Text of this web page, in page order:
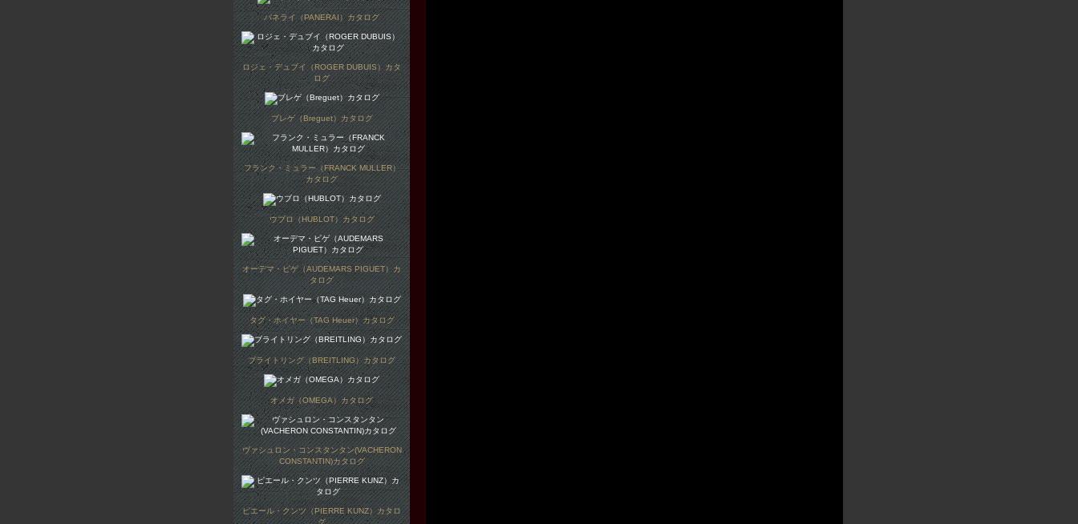
パネライ（PANERAI）カタログ
ロジェ・デュブイ（ROGER DUBUIS）カタ
ログ
ブレゲ（Breguet）カタログ
フランク・ミュラー（FRANCK MULLER）
カタログ
ウブロ（HUBLOT）カタログ
オーデマ・ピゲ（AUDEMARS PIGUET）カ
タログ
タグ・ホイヤー（TAG Heuer）カタログ
ブライトリング（BREITLING）カタログ
オメガ（OMEGA）カタログ
ヴァシュロン・コンスタンタン(VACHERON
CONSTANTIN)カタログ
ピエール・クンツ（PIERRE KUNZ）カタロ
グ